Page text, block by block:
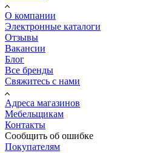
О компании
Электронные каталоги
Отзывы
Вакансии
Блог
Все бренды
Свяжитесь с нами
Адреса магазинов
Мебельщикам
Контакты
Сообщить об ошибке
Покупателям